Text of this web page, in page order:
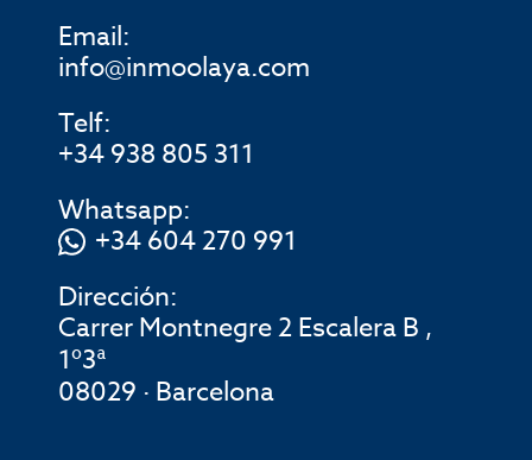
Email:
info@inmoolaya.com
Telf:
+34 938 805 311
Whatsapp:
+34 604 270 991
Dirección:
Carrer Montnegre 2 Escalera B ,
1º3ª
08029 · Barcelona